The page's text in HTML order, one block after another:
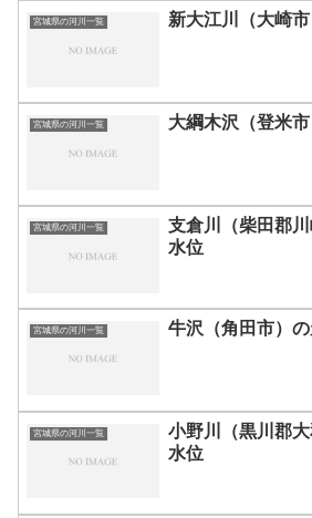
宮城県の河川一覧 新大江川（大崎
宮城県の河川一覧 大綱木沢（登米
宮城県の河川一覧
支倉川（柴田郡川
水位
宮城県の河川一覧 牛沢（角田市）
宮城県の河川一覧
小野川（黒川郡大
水位